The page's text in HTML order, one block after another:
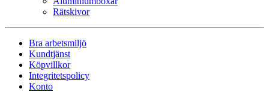
Rätskivor
Bra arbetsmiljö
Kundtjänst
Köpvillkor
Integritetspolicy
Konto